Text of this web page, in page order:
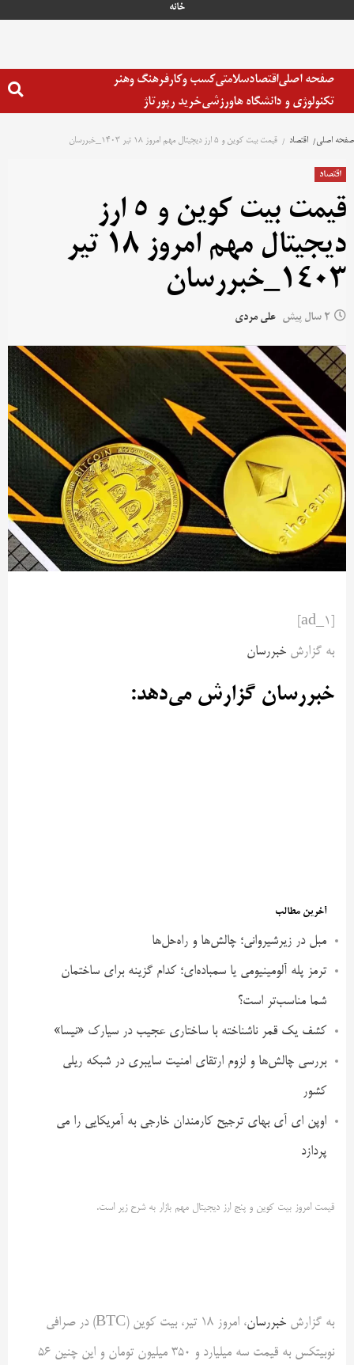
خانه
صفحه اصلیاقتصادسلامتیکسب وکارفرهنگ وهنر
تکنولوژی و دانشگاه هاورزشیخرید رپورتاژ
صفحه اصلی اقتصاد قیمت بیت کوین و 5 ارز دیجیتال مهم امروز 18 تیر 1403_خبررسان
اقتصاد
قیمت بیت کوین و 5 ارز
دیجیتال مهم امروز 18 تیر
1403_خبررسان
2 سال پیش علی مردی
به گزارش خبررسان
خبررسان گزارش می‌دهد:
آخرین مطالب
مبل در زیرشیروانی؛ چالش‌ها و راه‌حل‌ها
ترمز پله آلومینیومی یا سمباده‌ای؛ کدام گزینه برای ساختمان
شما مناسب‌تر است؟
کشف یک قمر ناشناخته با ساختاری عجیب در سیارک «نیسا»
بررسی چالش‌ها و لزوم ارتقای امنیت سایبری در شبکه ریلی
کشور
اوپن ای آی بهای ترجیح کارمندان خارجی به آمریکایی را می
پردازد
قیمت امروز بیت کوین و پنج ارز دیجیتال مهم بازار به شرح زیر است.
به گزارش خبررسان
، امروز 18 تیر، بیت کوین (BTC) در صرافی
نوبیتکس به قیمت سه میلیارد و 350 میلیون تومان و این چنین 56